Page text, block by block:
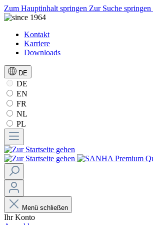
Zum Hauptinhalt springen Zur Suche springen
Kontakt
Karriere
Downloads
DE
DE
EN
FR
NL
PL
Menü schließen
Ihr Konto